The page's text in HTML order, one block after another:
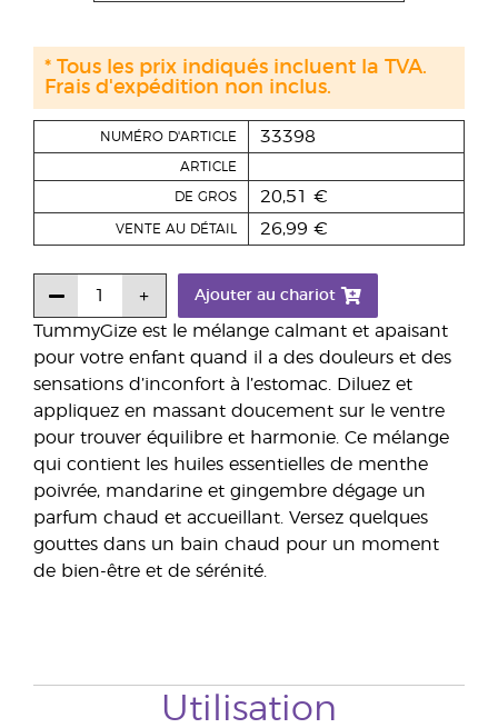
TummyGize est le mélange calmant et apaisant
pour votre enfant quand il a des douleurs et des
sensations d’inconfort à l’estomac. Diluez et
appliquez en massant doucement sur le ventre
pour trouver équilibre et harmonie. Ce mélange
qui contient les huiles essentielles de menthe
poivrée, mandarine et gingembre dégage un
parfum chaud et accueillant. Versez quelques
gouttes dans un bain chaud pour un moment
de bien-être et de sérénité.
NUMÉRO D'ARTICLE 33398
ARTICLE
DE GROS 20,51 €
VENTE AU DÉTAIL 26,99 €
Ajouter au chariot
* Tous les prix indiqués incluent la TVA.
Frais d'expédition non inclus.
Utilisation